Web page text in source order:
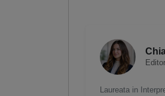
Laureata in